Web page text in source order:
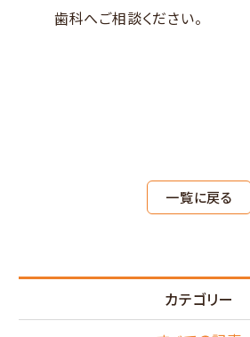
カテゴリー
歯科へご相談ください。
一覧に戻る